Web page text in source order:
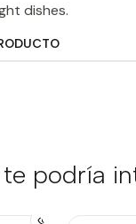
dishes.
podría